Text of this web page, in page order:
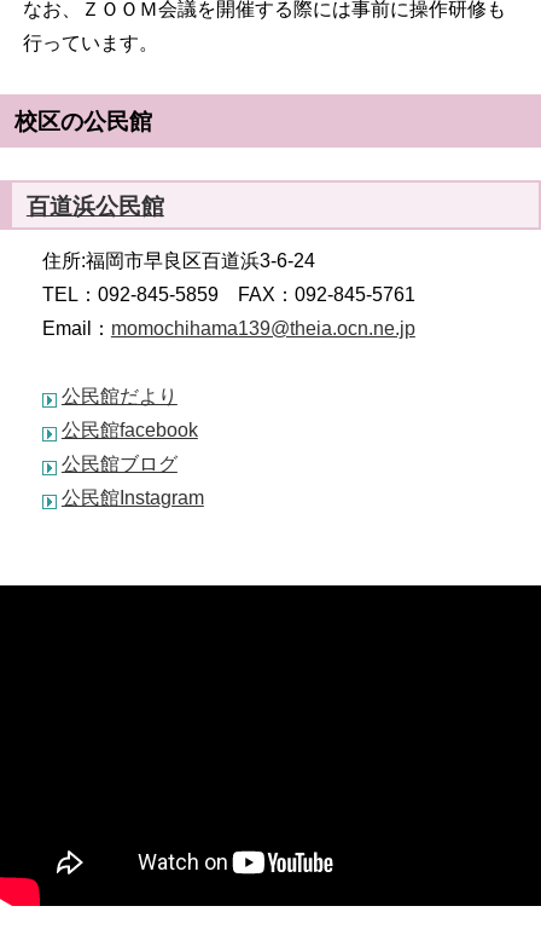
なお、ＺＯＯＭ会議を開催する際には事前に操作研修も
行っています。
校区の公民館
百道浜公民館
住所:福岡市早良区百道浜3-6-24
TEL：092-845-5859 FAX：092-845-5761
Email： momochihama139@theia.ocn.ne.jp
公民館だより
公民館facebook
公民館ブログ
公民館Instagram